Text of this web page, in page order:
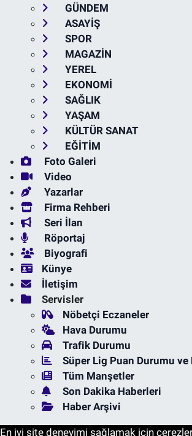
GÜNDEM
ASAYİŞ
SPOR
MAGAZİN
YEREL
EKONOMİ
SAĞLIK
YAŞAM
KÜLTÜR SANAT
EĞİTİM
Foto Galeri
Video
Yazarlar
Firma Rehberi
Seri İlan
Röportaj
Biyografi
Künye
İletişim
Servisler
Nöbetçi Eczaneler
Hava Durumu
Trafik Durumu
Süper Lig Puan Durumu ve
Tüm Manşetler
Son Dakika Haberleri
Haber Arşivi
En iyi site deneyimi sağlamak için